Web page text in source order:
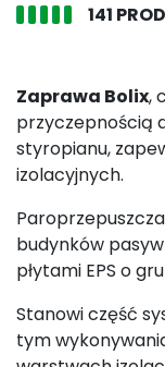
141
Zaprawa Bolix,
przyczepnością
styropianu,
izolacyjnych.
budynków
płytami EPS o
Stanowi część
tym